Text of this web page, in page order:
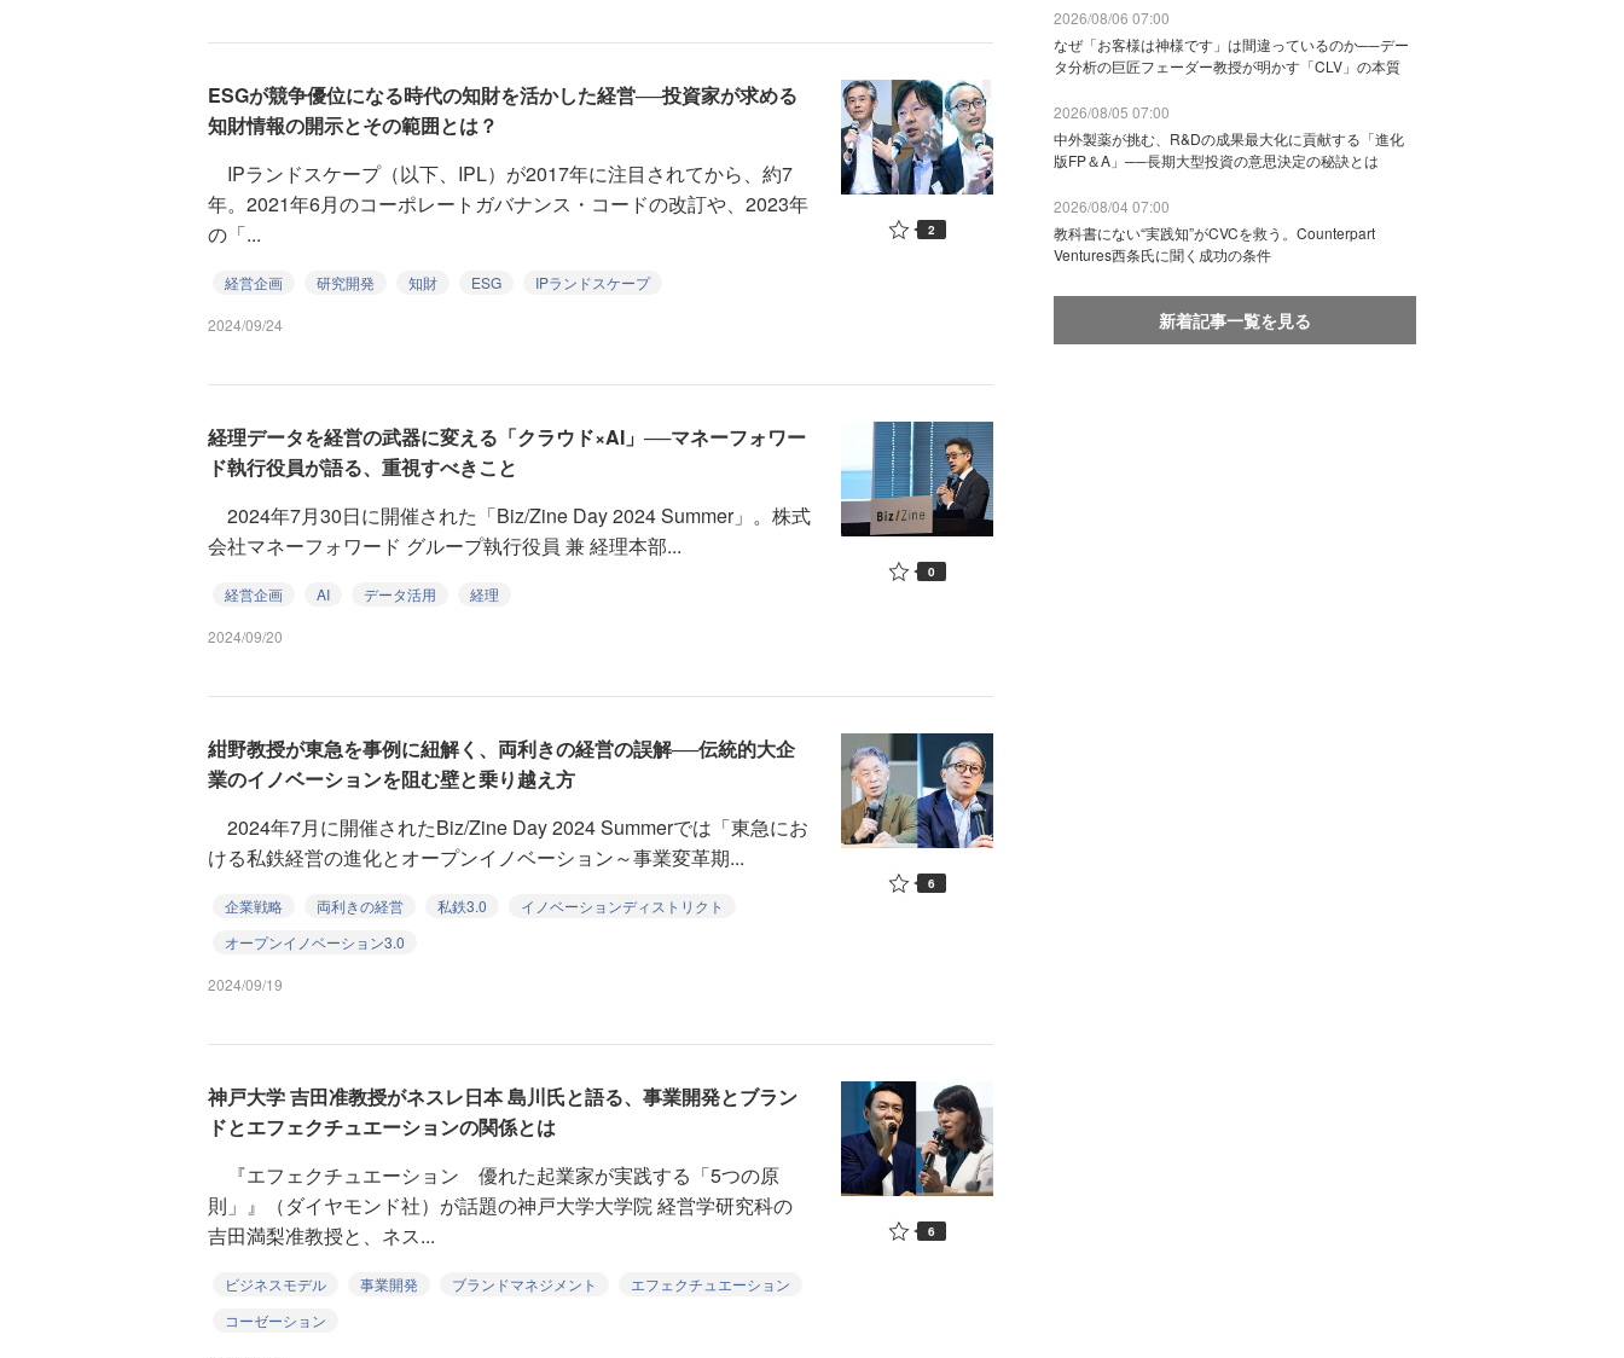
ESGが競争優位になる時代の知財を活かした経営──投資家が求める
知財情報の開示とその範囲とは？
IPランドスケープ（以下、IPL）が2017年に注目されてから、約7
年。2021年6月のコーポレートガバナンス・コードの改訂や、2023年
の「...
経営企画 研究開発 知財 ESG IPランドスケープ
2024/09/24
2
経理データを経営の武器に変える「クラウド×AI」──マネーフォワー
ド執行役員が語る、重視すべきこと
2024年7月30日に開催された「Biz/Zine Day 2024 Summer」。株式
会社マネーフォワード グループ執行役員 兼 経理本部...
経営企画 AI データ活用 経理
2024/09/20
0
紺野教授が東急を事例に紐解く、両利きの経営の誤解──伝統的大企
業のイノベーションを阻む壁と乗り越え方
2024年7月に開催されたBiz/Zine Day 2024 Summerでは「東急にお
ける私鉄経営の進化とオープンイノベーション～事業変革期...
企業戦略 両利きの経営 私鉄3.0
イノベーションディストリクト
オープンイノベーション3.0
2024/09/19
6
神戸大学 吉田准教授がネスレ日本 島川氏と語る、事業開発とブラン
ドとエフェクチュエーションの関係とは
『エフェクチュエーション 優れた起業家が実践する「5つの原
則」』（ダイヤモンド社）が話題の神戸大学大学院 経営学研究科の
吉田満梨准教授と、ネス...
ビジネスモデル 事業開発 ブランドマネジメント
エフェクチュエーション
コーゼーション
6
2026/08/06 07:00
なぜ「お客様は神様です」は間違っているのか──デー
タ分析の巨匠フェーダー教授が明かす「CLV」の本質
2026/08/05 07:00
中外製薬が挑む、R&Dの成果最大化に貢献する「進化
版FP＆A」──長期大型投資の意思決定の秘訣とは
2026/08/04 07:00
教科書にない“実践知”がCVCを救う。Counterpart
Ventures西条氏に聞く成功の条件
新着記事一覧を見る